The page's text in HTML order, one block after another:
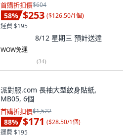
首購折扣價$604
58% $253 ($126.50/1個)
運費 $195
8/12 星期三 預計送達
WOW免運
(34)
派對服.com 長袖大型紋身貼紙,
MB05, 6個
首購折扣價$1,522
88% $171 ($28.50/1個)
運費 $195